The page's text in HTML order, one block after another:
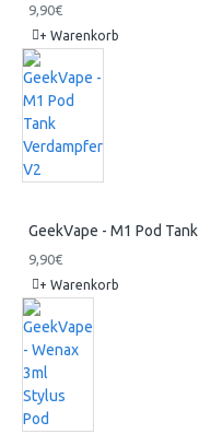
9,90€
+ Warenkorb
GeekVape - M1 Pod
9,90€
+ Warenkorb